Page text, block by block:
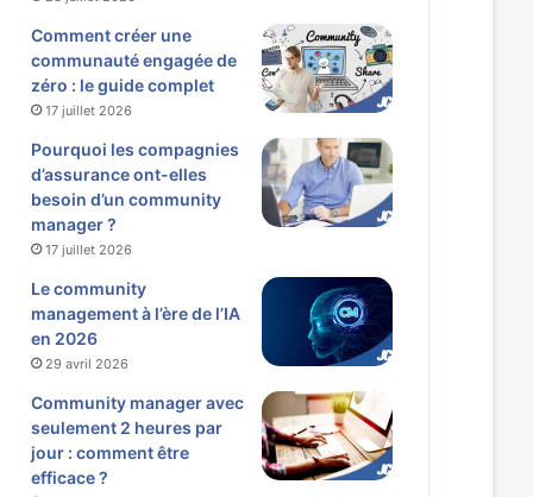
Comment créer une
communauté engagée de
zéro : le guide complet
17 juillet 2026
Pourquoi les compagnies
d’assurance ont-elles
besoin d’un community
manager ?
17 juillet 2026
Le community
management à l’ère de l’IA
en 2026
29 avril 2026
Community manager avec
seulement 2 heures par
jour : comment être
efficace ?